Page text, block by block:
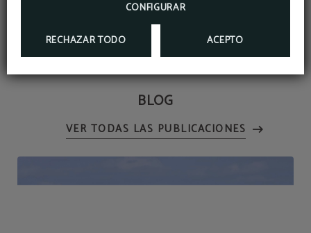
CONFIGURAR
RECHAZAR TODO ACEPTO
BLOG
VER TODAS LAS PUBLICACIONES